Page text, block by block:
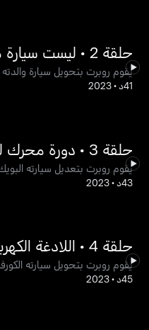
حلقة 2 • ليست سيارة مرسيدس بنز الخاصة بأمك
يقوم روبرت بتحويل سيارة
41د •
2023
حلقة 3 • دورة محرك لليوم
يقوم روبرت بتعديل سيارته
43د •
2023
حلقة 4 • اللادغة الكهربائية
يقوم روبرت بتحويل سيارته الكورفيت 65 إلى سيارة كهربائية لكي يصدم الناس
45د •
2023